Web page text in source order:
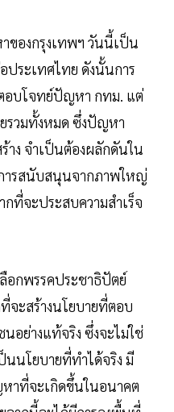
ของกรุงเทพฯ วันนี้เป็น
ระเทศไทย ดังนั้นการ
อบโจทย์ปัญหา กทม. แต่
รวมทั้งหมด ซึ่งปัญหา
ง จำเป็นต้องผลักดันใน
ารสนับสนุนจากภาพใหญ่
ที่จะประสบความสำเร็จ
อกพรรคประชาธิปัตย์
จะสร้างนโยบายที่ตอบ
ย่างแท้จริง ซึ่งจะไม่ใช่
นนโยบายที่ทำได้จริง มี
าที่จะเกิดขึ้นในอนาคต